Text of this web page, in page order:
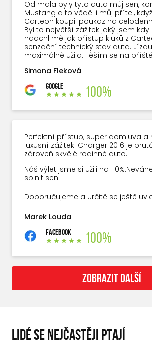
Od mala byly tyto auta můj sen,
Mustang a to věděl i můj přítel,
Carteon koupil poukaz na
Byl to největší zážitek jaký jsem
nadchl mě jak přístup kluků z
senzační technický stav auta.
maximálně užila. Těším se na
Simona Fleková
GOOGLE 100%
Perfektní přístup, super domluva a
luxusní zážitek! Charger 2016 je
zároveň skvělé rodinné auto.
Náš výlet jsme si užili na
splnit sen.
Doporučujeme a určitě se ještě
Marek Louda
FACEBOOK 100%
ZOBRAZIT DALŠÍ
LIDÉ SE NEJČASTĚJI PTAJÍ